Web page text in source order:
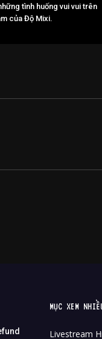
tình huống vui vui trên
của Độ Mixi.
MỤC XEM
Livestream